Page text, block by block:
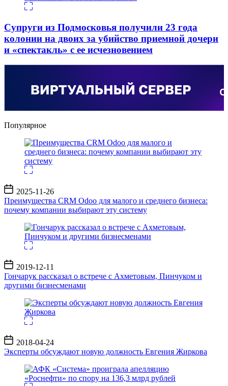
Супруги из Подмосковья получили 23 года
колонии на двоих за убийство приемной дочери
и «спектакль» с ее исчезновением
Популярное
Дата
записи
2025-11-26
Преимущества CRM Odoo для малого и среднего бизнеса:
почему компании выбирают эту систему
Дата
записи
2019-12-11
Гончарук рассказал о встрече с Ахметовым, Пинчуком и
другими бизнесменами
Дата
записи
2018-04-24
Эксперты обсуждают новую должность Евгения Жиркова